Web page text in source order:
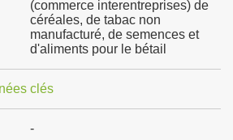
(commerce interentreprises) de
céréales, de tabac non
manufacturé, de semences et
d'aliments pour le bétail
clés
-